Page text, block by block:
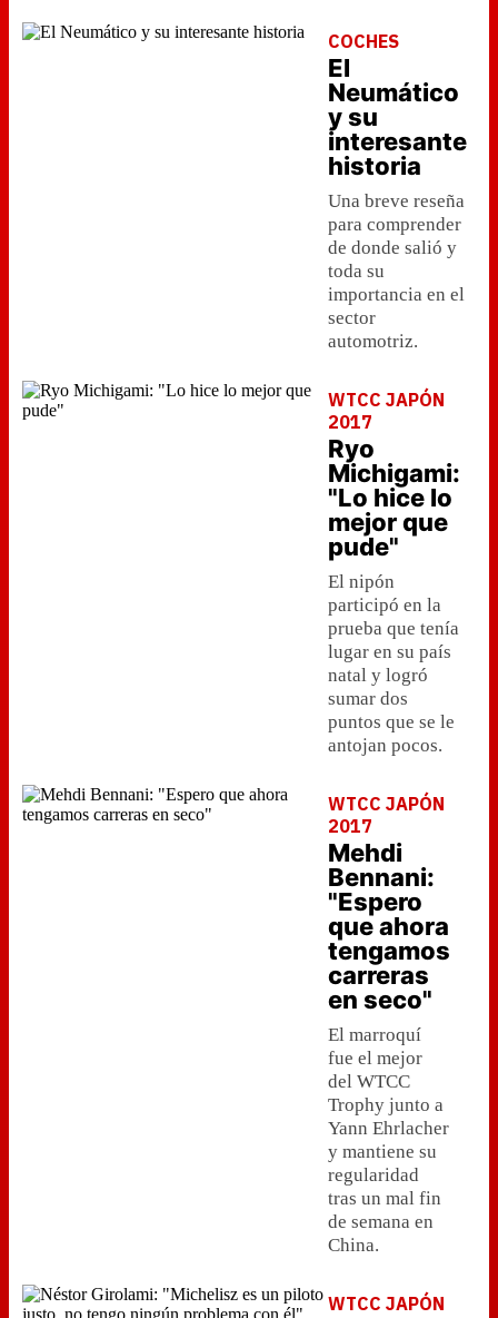
COCHES
El
Neumático
y su
interesante
historia
Una breve reseña
para comprender
de donde salió y
toda su
importancia en el
sector
automotriz.
WTCC JAPÓN
2017
Ryo
Michigami:
"Lo hice lo
mejor que
pude"
El nipón
participó en la
prueba que tenía
lugar en su país
natal y logró
sumar dos
puntos que se le
antojan pocos.
WTCC JAPÓN
2017
Mehdi
Bennani:
"Espero
que ahora
tengamos
carreras
en seco"
El marroquí
fue el mejor
del WTCC
Trophy junto a
Yann Ehrlacher
y mantiene su
regularidad
tras un mal fin
de semana en
China.
WTCC JAPÓN